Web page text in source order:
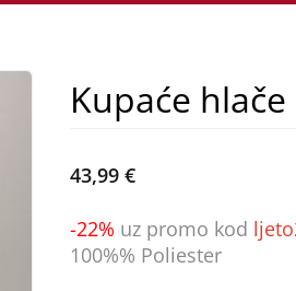
Kupaće hlače
43,99 €
-22% uz promo kod
100%% Poliester